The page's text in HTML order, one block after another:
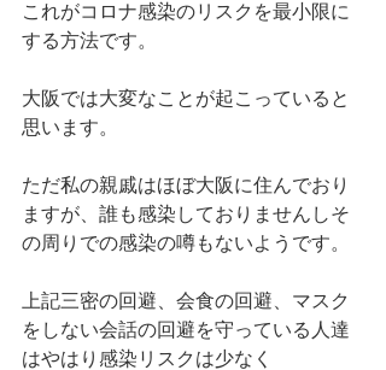
これがコロナ感染のリスクを最小限に
する方法です。
大阪では大変なことが起こっていると
思います。
ただ私の親戚はほぼ大阪に住んでおり
ますが、誰も感染しておりませんしそ
の周りでの感染の噂もないようです。
上記三密の回避、会食の回避、マスク
をしない会話の回避を守っている人達
はやはり感染リスクは少なく